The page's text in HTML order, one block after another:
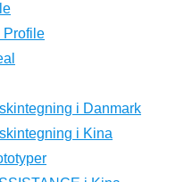
Profile
i Danmark
i Kina